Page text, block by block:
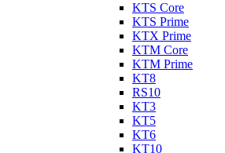
KTS Core
KTS Prime
KTX Prime
KTM Core
KTM Prime
KT8
RS10
KT3
KT5
KT6
KT10